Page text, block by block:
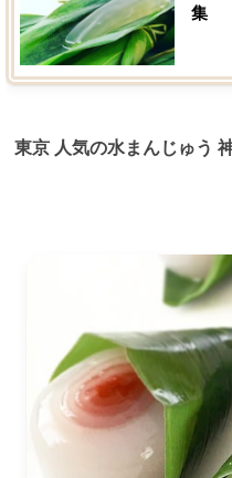
集
東京 人気の水まんじゅう